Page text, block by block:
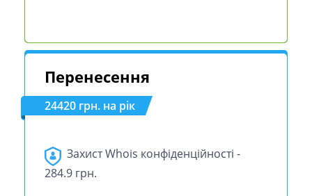
Перенесення
24420 грн. на рік
Захист Whois конфіденційності -
284.9 грн.